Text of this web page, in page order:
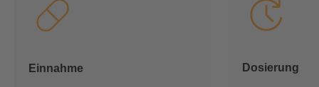
Einnahme Dosierung